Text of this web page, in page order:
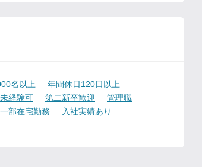
名以上
年間休日120日以上
未経験可 第二新卒歓迎
管理職
一部在宅勤務
入社実績あり